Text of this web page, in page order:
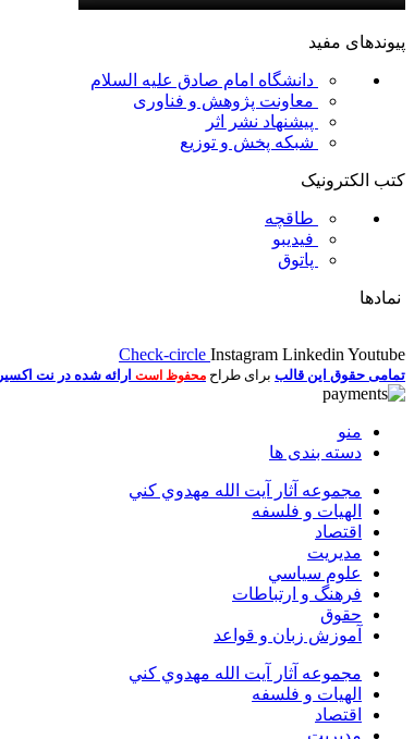
پیوندهای مفید
دانشگاه امام صادق علیه السلام
معاونت پژوهش و فناوری
پیشنهاد نشر اثر
شبکه پخش و توزیع
کتب الکترونیک
طاقچه
فیدیبو
پاتوق
نمادها
Check-circle Instagram Linkedin Youtube
تمامی حقوق این قالب برای طراح محفوظ است ارائه شده در نت اکسیر
منو
دسته بندی ها
مجموعه آثار آيت الله مهدوي كني
الهیات و فلسفه
اقتصاد
مديريت
علوم سياسي
فرهنگ و ارتباطات
حقوق
آموزش زبان و قواعد
مجموعه آثار آيت الله مهدوي كني
الهیات و فلسفه
اقتصاد
مديريت